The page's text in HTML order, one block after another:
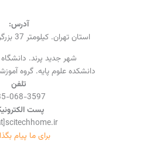
آدرس:
استان تهران. کیلومتر 37 بزرگراه تهران – ساوه.
شهر جدید پرند. دانشگاه
دانشکده علوم پایه. گروه
تلفن
068-3597
پست
برای ما پیام